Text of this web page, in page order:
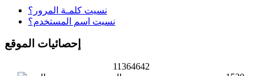
نسيت كلمـة المرور؟
نسيت اسم المستخدم؟
إحصائيات الموقع
11364642